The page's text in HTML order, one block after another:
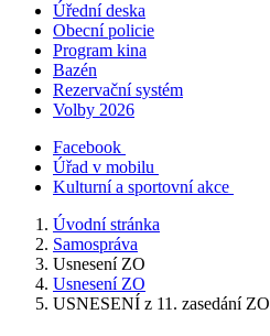
Úřední deska
Obecní policie
Program kina
Bazén
Rezervační systém
Volby 2026
Facebook
Úřad v mobilu
Kulturní a sportovní akce
Úvodní stránka
Samospráva
Usnesení ZO
Usnesení ZO
USNESENÍ z 11. zasedání ZO